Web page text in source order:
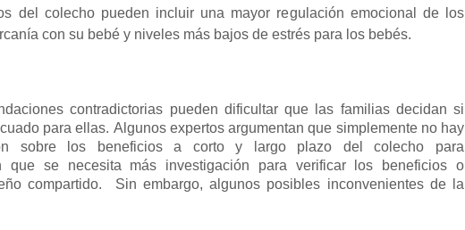
del colecho pueden incluir una mayor regulación emocional de los
con su bebé y niveles más bajos de estrés para los bebés.
contradictorias pueden dificultar que las familias decidan si
para ellas. Algunos expertos argumentan que simplemente no hay
sobre los beneficios a corto y largo plazo del colecho para
que se necesita más investigación para verificar los beneficios o
compartido. Sin embargo, algunos posibles inconvenientes de la